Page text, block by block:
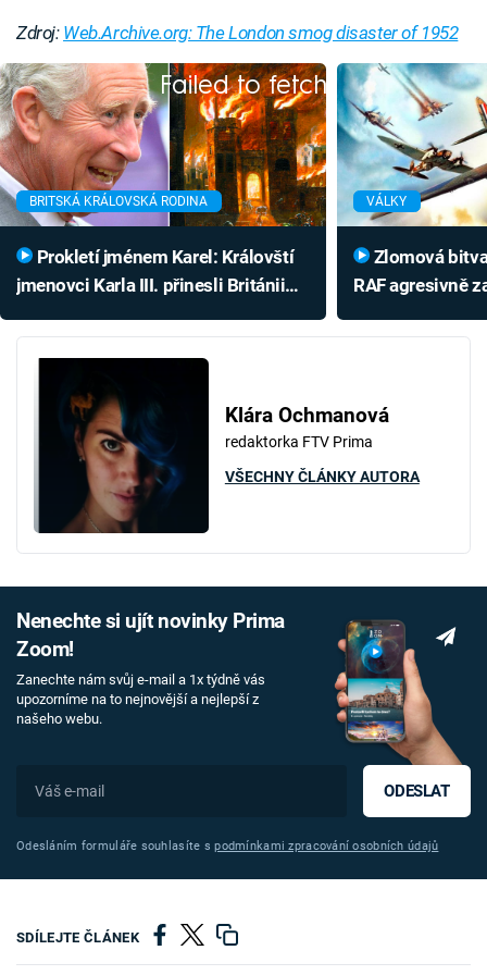
Zdroj: Web.Archive.org: The London smog disaster of 1952
Failed to fetch
BRITSKÁ KRÁLOVSKÁ RODINA
jmenovci Karla III. přinesli Británii
VÁLKY
RAF agresivně
Klára Ochmanová
redaktorka FTV Prima
VŠECHNY ČLÁNKY AUTORA
Nenechte si ujít novinky Prima
Zoom!
Zanechte nám svůj e-mail a 1x týdně vás
upozorníme na to nejnovější a nejlepší z
našeho webu.
ODESLAT
Odesláním formuláře souhlasíte spodmínkami zpracování osobních údajů
SDÍLEJTE ČLÁNEK